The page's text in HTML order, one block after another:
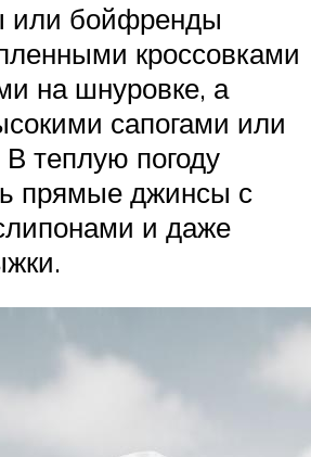
бойфренды
кроссовками
на шнуровке, а
сапогами или
теплую погоду
прямые джинсы с
и даже